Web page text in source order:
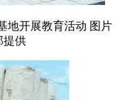
地开展教育活动 图片
提供